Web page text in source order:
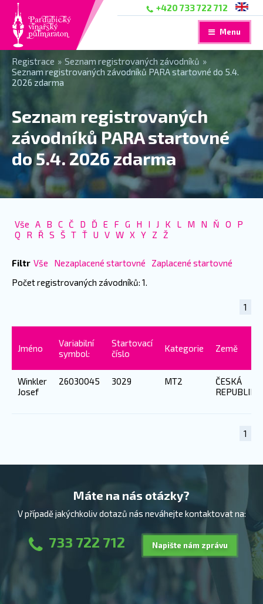
+420 733 722 712
Menu
Registrace » Seznam registrovaných závodníků »
Seznam registrovaných závodníků PARA startovné do 5.4.
2026 zdarma
Seznam registrovaných
závodníků PARA startovné
do 5.4. 2026 zdarma
Vše A B C Č D Ď E F G H I J K L M N Ň O
P
Q
R Ř S Š T Ť U V W X Y Z Ž
Filtr Vše Nezaplacené startovné
Zaplacené startovné
Počet registrovaných závodníků: 1.
1
Jméno
Variabilní
symbol:
Startovací
číslo
Kategorie Země
Winkler
Josef
26030045 3029 MT2
ČESKÁ
REPUBLIKA
1
Máte na nás otázky?
V případě jakýchkoliv dotazů nás neváhejte kontaktovat na:
733 722 712 Napište nám zprávu